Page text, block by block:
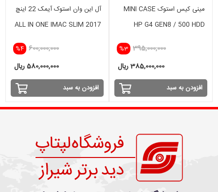
مینی کیس استوک MINI CASE
HP G4 GEN8 / 500 HDD
%3 395,000,000
385,000,000 ریال
افزودن به سبد
آل این وان استوک آیمک 22 اینچ
ALL IN ONE IMAC SLIM 2017
i5(7) -8GB - 1TB HDD- 2 GB
%4 600,000,000
580,000,000 ریال
افزودن به سبد